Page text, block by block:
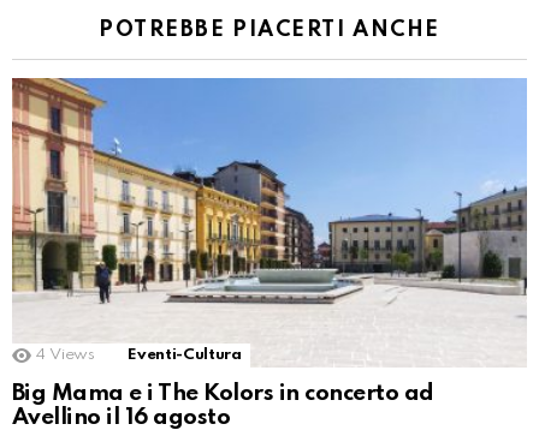
POTREBBE PIACERTI ANCHE
4 Views Eventi-Cultura
Big Mama e i The Kolors in concerto ad
Avellino il 16 agosto